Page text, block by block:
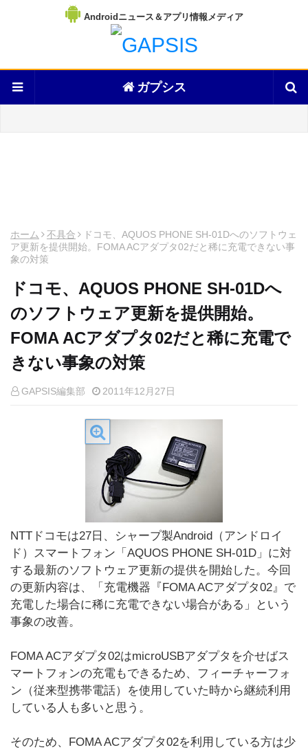
Androidニュース＆アプリ情報メディア
ガプシス
ホーム 不具合
ドコモ、AQUOS PHONE SH-01Dへのソフトウェ
ア更新を提供開始。FOMA ACアダプタ02だと稀に充電できない事
象の対策
ドコモ、AQUOS PHONE SH-01Dへ
のソフトウェア更新を提供開始。
FOMA ACアダプタ02だと稀に充電で
きない事象の対策
GAPSIS編集部 2011年12月27日
NTTドコモは27日、シャープ製Android（アンドロイ
ド）スマートフォン「AQUOS PHONE SH-01D」に対
する最新のソフトウェア更新の提供を開始した。今回
の更新内容は、「充電機器『FOMA ACアダプタ02』で
充電した場合に稀に充電できない場合がある」という
事象の改善。
FOMA ACアダプタ02はmicroUSBアダプタを介せばス
マートフォンの充電もできるため、フィーチャーフォ
ン（従来型携帯電話）を使用していた時から継続利用
している人も多いと思う。
そのため、FOMA ACアダプタ02を利用している方は少